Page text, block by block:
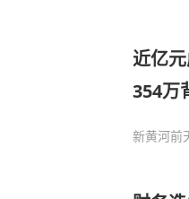
近亿
354万
新黄河前